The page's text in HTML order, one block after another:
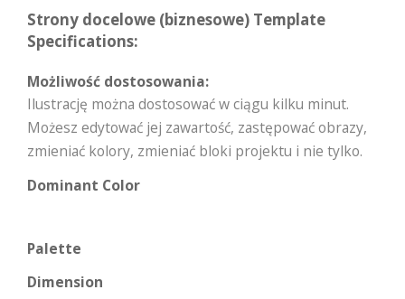
Strony docelowe (biznesowe) Template
Specifications:
Możliwość dostosowania:
Ilustrację można dostosować w ciągu kilku minut.
Możesz edytować jej zawartość, zastępować obrazy,
zmieniać kolory, zmieniać bloki projektu i nie tylko.
Dominant Color
Palette
Dimension